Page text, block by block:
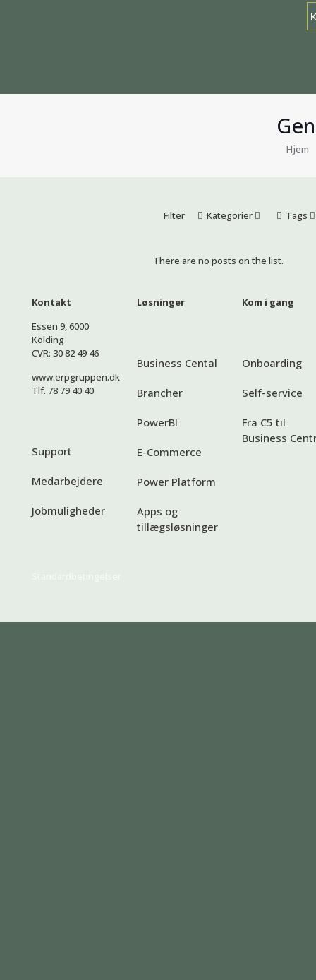
Hjem
Filter Kategorier Tags
There are no posts on the list.
Kontakt
Essen 9, 6000
Kolding
CVR: 30 82 49 46
www.erpgruppen.dk
Tlf. 78 79 40 40
Support
Medarbejdere
Jobmuligheder
Løsninger
Business Cental
Brancher
PowerBI
E-Commerce
Power Platform
Apps og
tillægsløsninger
Kom i gang
Onboarding
Self-service
Fra C5 til
Business